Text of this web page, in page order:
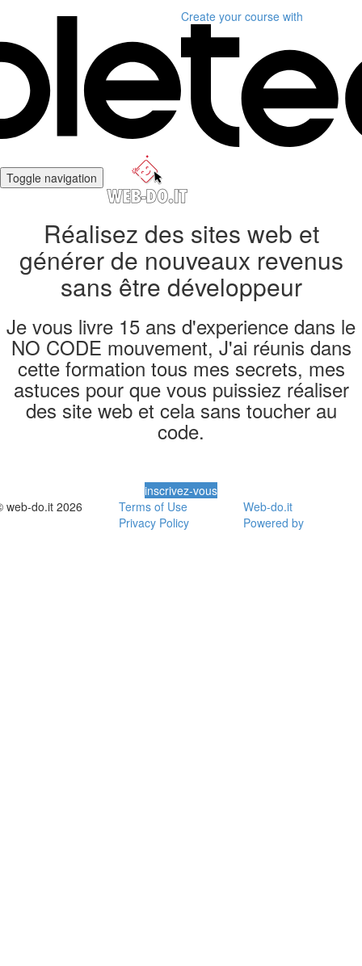
Create your course with
Toggle navigation
Réalisez des sites web et
générer de nouveaux revenus
sans être développeur
Je vous livre 15 ans d'experience dans le
NO CODE mouvement, J'ai réunis dans
cette formation tous mes secrets, mes
astuces pour que vous puissiez réaliser
des site web et cela sans toucher au
code.
inscrivez-vous
web-do.it 2026
Terms of Use
Privacy Policy
Web-do.it
Powered by